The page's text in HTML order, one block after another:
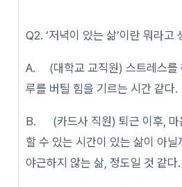
Q2. ‘저녁이 있는 삶’이란 뭐라고
A. (대학교 교직원) 스트레스를
루를 버틸 힘을 기르는 시간 같다.
B. (카드사 직원) 퇴근 이후, 마
할 수 있는 시간이 있는 삶이 아
야근하지 않는 삶, 정도일 것 같다.